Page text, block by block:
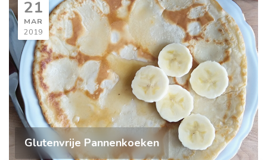
21
MAR
2019
Glutenvrije Pannenkoeken